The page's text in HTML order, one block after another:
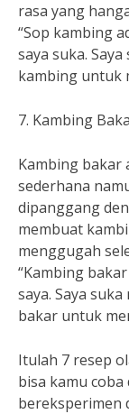
rasa yang
“Sop kambing
saya suka.
kambing untuk
7. Kambing
Kambing bakar
sederhana
dipanggang
membuat
menggugah
“Kambing
saya. Saya
bakar untuk
Itulah 7 resep
bisa kamu
bereksperimen